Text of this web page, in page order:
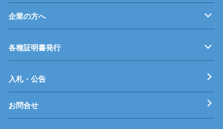
企業従業員の方へ
再就職を考えている方へ
障がいのある方へ
企業の方へ
事業主推薦について
インターンシップについて
学生の求人について
各種証明書発行
工科短期大学校
技術専門校
ガス溶接技能講習
各種特別教育
入札・公告
お問合せ